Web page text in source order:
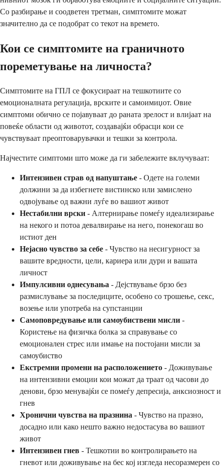
Со разбирање и соодветен третман, симптомите можат
значително да се подобрат со текот на времето.
Кои се симптомите на граничното
пореметување на личноста?
Симптомите на ГПЛ се фокусираат на тешкотиите со
емоционалната регулација, врските и самоимиџот. Овие
симптоми обично се појавуваат до раната зрелост и влијаат на
повеќе области од животот, создавајќи обрасци кои се
чувствуваат преоптоварувачки и тешки за контрола.
Најчестите симптоми што може да ги забележите вклучуваат:
Интензивен страв од напуштање - Одете на големи
должини за да избегнете вистинско или замислено
одвојување од важни луѓе во вашиот живот
Нестабилни врски - Алтернирање помеѓу идеализирање
на некого и потоа девалвирање на него, понекогаш во
истиот ден
Нејасно чувство за себе - Чувство на несигурност за
вашите вредности, цели, кариера или дури и вашата
личност
Импулсивни однесувања - Дејствување брзо без
размислување за последиците, особено со трошење, секс,
возење или употреба на супстанции
Самоповредување или самоубиствени мисли -
Користење на физичка болка за справување со
емоционален стрес или имање на постојани мисли за
самоубиство
Екстремни промени на расположението - Доживување
на интензивни емоции кои можат да траат од часови до
денови, брзо менувајќи се помеѓу депресија, анксиозност и
гнев
Хронични чувства на празнина - Чувство на празно,
досадно или како нешто важно недостасува во вашиот
живот
Интензивен гнев - Тешкотии во контролирањето на
гневот или доживување на бес кој изгледа несоразмерен со